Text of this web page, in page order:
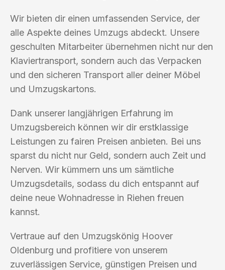
Wir bieten dir einen umfassenden Service, der
alle Aspekte deines Umzugs abdeckt. Unsere
geschulten Mitarbeiter übernehmen nicht nur den
Klaviertransport, sondern auch das Verpacken
und den sicheren Transport aller deiner Möbel
und Umzugskartons.
Dank unserer langjährigen Erfahrung im
Umzugsbereich können wir dir erstklassige
Leistungen zu fairen Preisen anbieten. Bei uns
sparst du nicht nur Geld, sondern auch Zeit und
Nerven. Wir kümmern uns um sämtliche
Umzugsdetails, sodass du dich entspannt auf
deine neue Wohnadresse in Riehen freuen
kannst.
Vertraue auf den Umzugskönig Hoover
Oldenburg und profitiere von unserem
zuverlässigen Service, günstigen Preisen und